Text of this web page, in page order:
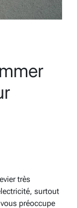
très
surtout
préoccupe